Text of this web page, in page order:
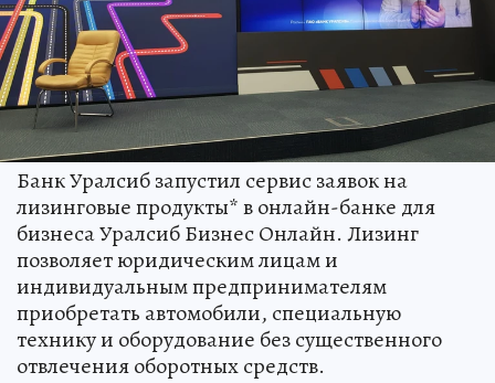
Банк Уралсиб запустил сервис заявок на
лизинговые продукты* в онлайн-банке для
бизнеса Уралсиб Бизнес Онлайн. Лизинг
позволяет юридическим лицам и
индивидуальным предпринимателям
приобретать автомобили, специальную
технику и оборудование без существенного
отвлечения оборотных средств.